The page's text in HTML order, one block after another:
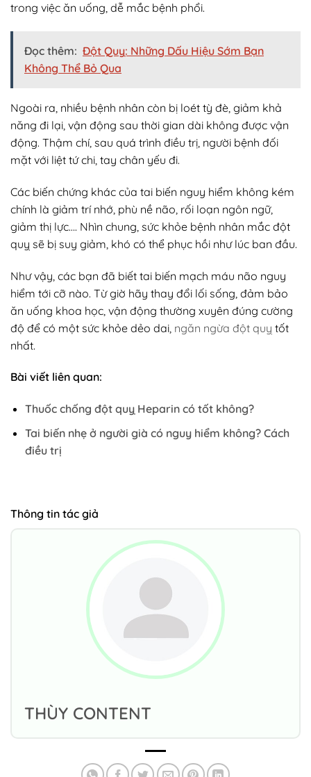
trong việc ăn uống, dễ mắc bệnh phổi.
Đọc thêm: Đột Quỵ: Những Dấu Hiệu Sớm Bạn
Không Thể Bỏ Qua
Ngoài ra, nhiều bệnh nhân còn bị loét tỳ đè, giảm khả
năng đi lại, vận động sau thời gian dài không được vận
động. Thậm chí, sau quá trình điều trị, người bệnh đối
mặt với liệt tứ chi, tay chân yếu đi.
Các biến chứng khác của tai biến nguy hiểm không kém
chính là giảm trí nhớ, phù nề não, rối loạn ngôn ngữ,
giảm thị lực…. Nhìn chung, sức khỏe bệnh nhân mắc đột
quỵ sẽ bị suy giảm, khó có thể phục hồi như lúc ban đầu.
Như vậy, các bạn đã biết tai biến mạch máu não nguy
hiểm tới cỡ nào. Từ giờ hãy thay đổi lối sống, đảm bảo
ăn uống khoa học, vận động thường xuyên đúng cường
độ để có một sức khỏe dẻo dai, ngăn ngừa đột quỵ tốt
nhất.
Bài viết liên quan:
Thuốc chống đột quỵ Heparin có tốt không?
Tai biến nhẹ ở người già có nguy hiểm không? Cách
điều trị
Thông tin tác giả
THÙY CONTENT